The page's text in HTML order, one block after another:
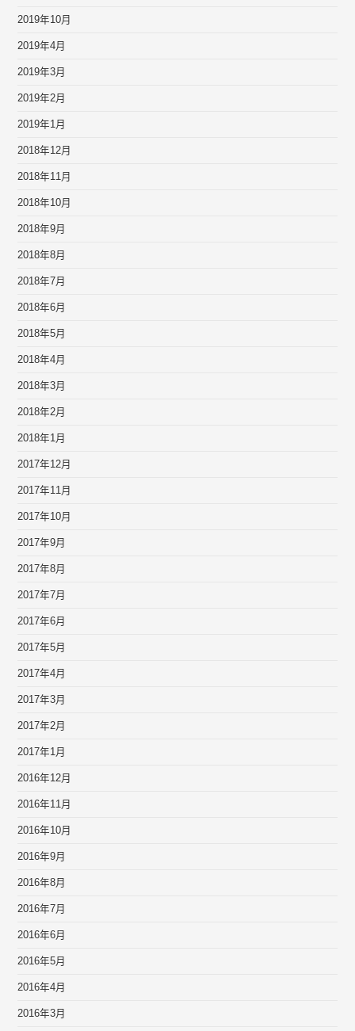
2019年10月
2019年4月
2019年3月
2019年2月
2019年1月
2018年12月
2018年11月
2018年10月
2018年9月
2018年8月
2018年7月
2018年6月
2018年5月
2018年4月
2018年3月
2018年2月
2018年1月
2017年12月
2017年11月
2017年10月
2017年9月
2017年8月
2017年7月
2017年6月
2017年5月
2017年4月
2017年3月
2017年2月
2017年1月
2016年12月
2016年11月
2016年10月
2016年9月
2016年8月
2016年7月
2016年6月
2016年5月
2016年4月
2016年3月